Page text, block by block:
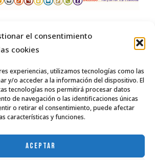
el consentimiento
cookies
experiencias, utilizamos tecnologías como las
y/o acceder a la información del dispositivo. El
tecnologías nos permitirá procesar datos
de navegación o las identificaciones únicas
o retirar el consentimiento, puede afectar
características y funciones.
ACEPTAR
BUCHEN